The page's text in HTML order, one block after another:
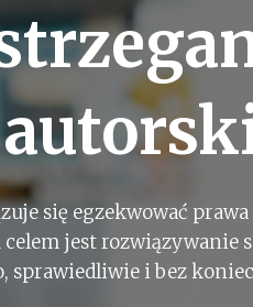
się egzekwować
jest rozwiązywanie
sprawiedliwie i bez